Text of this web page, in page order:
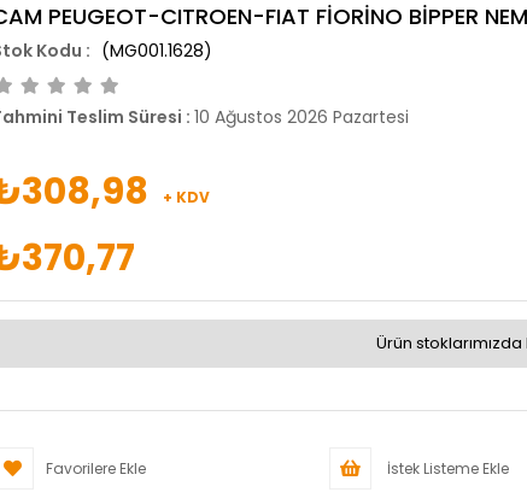
PEUGEOT-CITROEN-FIAT FİORİNO BİPPER
(MG001.1628)
Teslim Süresi : 10 Ağustos 2026 Pazartesi
+ KDV
Ürün stoklarımızda
Favorilere Ekle İstek Listeme Ekle